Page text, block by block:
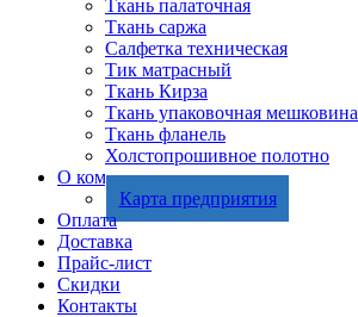
Ткань палаточная
Ткань саржа
Салфетка техническая
Тик матрасный
Ткань Кирза
Ткань упаковочная мешковина
Ткань фланель
Холстопрошивное полотно
О компании
Карта предприятия
Оплата
Доставка
Прайс-лист
Скидки
Контакты